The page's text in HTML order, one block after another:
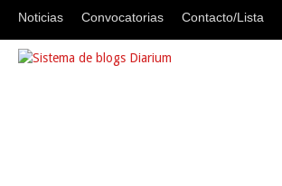
Noticias Convocatorias Contacto/Lista